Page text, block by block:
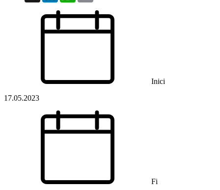
Inici
17.05.2023
Fi